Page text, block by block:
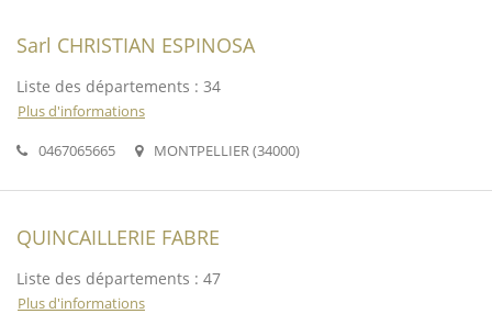
Sarl CHRISTIAN ESPINOSA
Liste des départements : 34
Plus d'informations
0467065665
MONTPELLIER (34000)
QUINCAILLERIE FABRE
Liste des départements : 47
Plus d'informations